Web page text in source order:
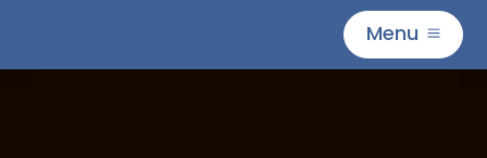
MenuM